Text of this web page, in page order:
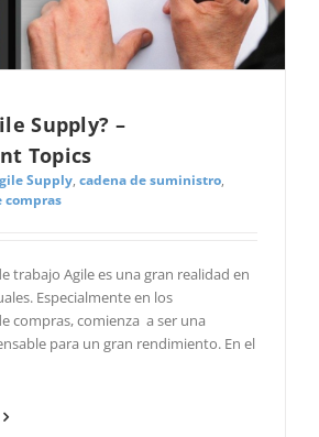
Supply? –
Topics
Supply, cadena de suministro,
compras
trabajo Agile es una gran realidad en
Especialmente en los
compras, comienza a ser una
para un gran rendimiento. En el